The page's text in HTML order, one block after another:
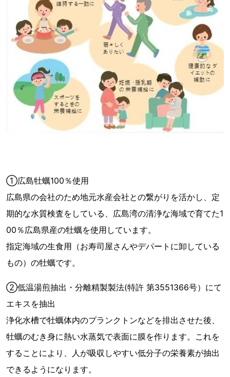
①広島牡蠣100％使用
広島県の会社のため地元水産会社との繋がりを活かし、定
期的な水質検査をしている、広島湾の清浄な海域で育てた1
00％広島県産の牡蠣を使用しています。
指定海域の生食用（お寿司屋さんやデパートに卸している
もの）の牡蠣です。
②低温湯煎抽出・分離精製製法(特許 第3551366号）にて
エキスを抽出
浄化水槽で牡蠣体内のプランクトンなどを排出させた後、
牡蠣のむき身に熱い水蒸気で表面に膜を作ります。これを
することにより、人が吸収しやすい低分子の栄養素が抽出
できるようになります。